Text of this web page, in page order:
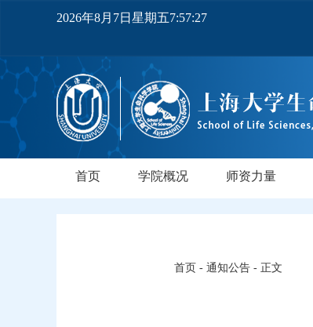
2026年8月7日星期五7:57:28
首页 学院概况 师资力量
首页 - 通知公告 - 正文